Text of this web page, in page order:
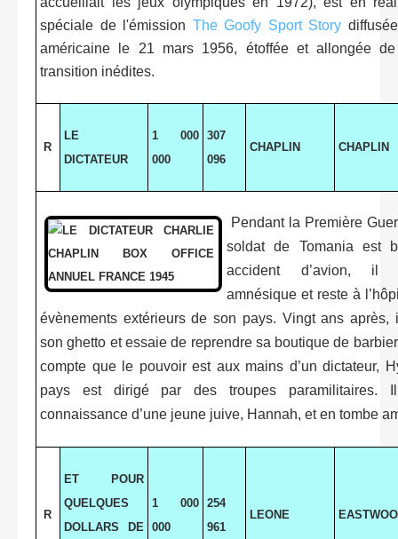
spéciale de l'émission The Goofy Sport Story
américaine le 21 mars 1956, étoffée et allongée
transition inédites.
R
LE
DICTATEUR
1 000
000
307
096
CHAPLIN CHAPLIN
Pendant la Première
soldat de Tomania est
accident d’avion, il
amnésique et reste à
évènements extérieurs de son pays. Vingt ans après,
son ghetto et essaie de reprendre sa boutique de
compte que le pouvoir est aux mains d’un dictateur,
pays est dirigé par des troupes paramilitaires.
connaissance d’une jeune juive, Hannah, et en tombe
R
ET POUR
QUELQUES
DOLLARS DE
1 000
000
254
961
LEONE